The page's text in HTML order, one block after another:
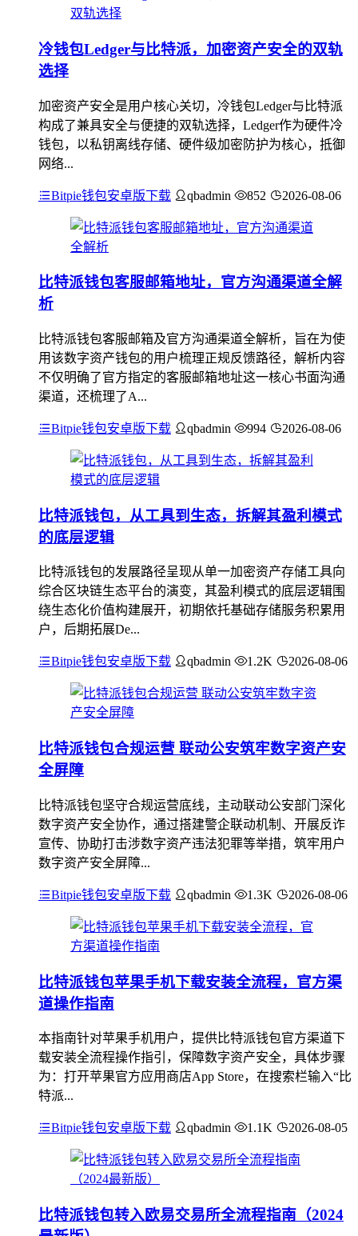
冷钱包Ledger与比特派，加密资产安全的双轨
选择
加密资产安全是用户核心关切，冷钱包Ledger与比特派
构成了兼具安全与便捷的双轨选择，Ledger作为硬件冷
钱包，以私钥离线存储、硬件级加密防护为核心，抵御
网络...
Bitpie钱包安卓版下载 qbadmin 852 2026-08-06
比特派钱包客服邮箱地址，官方沟通渠道全解
析
比特派钱包客服邮箱及官方沟通渠道全解析，旨在为使
用该数字资产钱包的用户梳理正规反馈路径，解析内容
不仅明确了官方指定的客服邮箱地址这一核心书面沟通
渠道，还梳理了A...
Bitpie钱包安卓版下载 qbadmin 994 2026-08-06
比特派钱包，从工具到生态，拆解其盈利模式
的底层逻辑
比特派钱包的发展路径呈现从单一加密资产存储工具向
综合区块链生态平台的演变，其盈利模式的底层逻辑围
绕生态化价值构建展开，初期依托基础存储服务积累用
户，后期拓展De...
Bitpie钱包安卓版下载 qbadmin 1.2K 2026-08-06
比特派钱包合规运营 联动公安筑牢数字资产安
全屏障
比特派钱包坚守合规运营底线，主动联动公安部门深化
数字资产安全协作，通过搭建警企联动机制、开展反诈
宣传、协助打击涉数字资产违法犯罪等举措，筑牢用户
数字资产安全屏障...
Bitpie钱包安卓版下载 qbadmin 1.3K 2026-08-06
比特派钱包苹果手机下载安装全流程，官方渠
道操作指南
本指南针对苹果手机用户，提供比特派钱包官方渠道下
载安装全流程操作指引，保障数字资产安全，具体步骤
为：打开苹果官方应用商店App Store，在搜索栏输入“比
特派...
Bitpie钱包安卓版下载 qbadmin 1.1K 2026-08-05
比特派钱包转入欧易交易所全流程指南（2024